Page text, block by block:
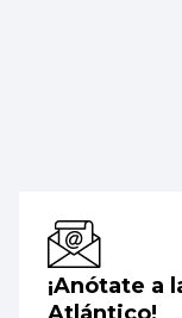
¡Anótate a